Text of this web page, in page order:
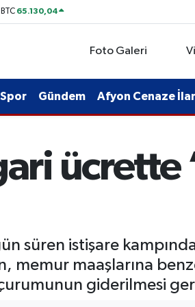
BTC 65.130,04
Foto Galeri
Spor Gündem Afyon Cenaze
süren istişare
maaşlarına
giderilmesi